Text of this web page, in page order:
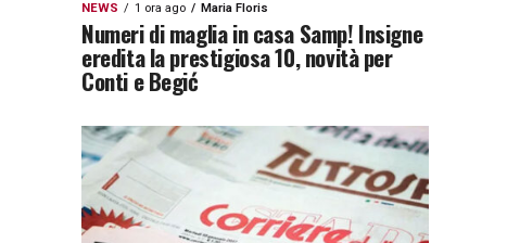
NEWS 1 ora ago Maria Floris
Numeri di maglia in casa Samp! Insigne
eredita la prestigiosa 10, novità per
Conti e Begić